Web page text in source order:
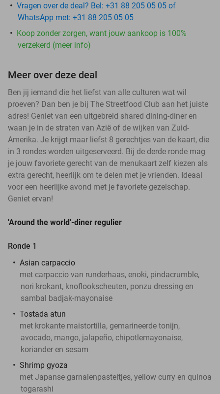
Vragen over de deal? Bel: +31 88 205 05 05 of
WhatsApp met: +31 88 205 05 05
Koop zonder zorgen, want jouw aankoop is 100%
verzekerd (meer info)
Meer over deze deal
Ben jij iemand die het liefst van alle culturen wat wil
proeven? Dan ben je bij The Streetfood Club aan het juiste
adres! Geniet van een uitgebreid shared dining-diner en
waan je in de straten van Azië of de wijken van Zuid-
Amerika. Je krijgt maar liefst 8 gerechtjes van de kaart, die
in 3 rondes worden uitgeserveerd. Bij de derde ronde mag
je jouw favoriete gerecht van de menukaart zelf kiezen als
extra gerecht, heerlijk om te delen met je vrienden. Ideaal
voor een heerlijke avond met je favoriete gezelschap.
Geniet ervan!
'Around the world'-diner regulier
Ronde 1
Asian carpaccio
met carpaccio van runderhaas, enoki, pindacrumble,
nori krokant, knoflookscheuten, ponzu dressing en
sambal badjak-mayonaise
Tostada atun
met krokante maistortilla, gemarineerde tonijn,
avocado, mango, jalapeño, chipotlemayonaise,
koriander en sesam
Shrimp gyoza
met Japanse garnalenpasteitjes, yellow curry en quinoa
togarashi